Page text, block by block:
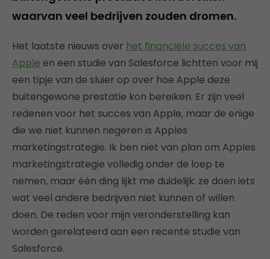
waarvan veel bedrijven zouden dromen.
Het laatste nieuws over het financiële succes van
Apple en een studie van Salesforce lichtten voor mij
een tipje van de sluier op over hoe Apple deze
buitengewone prestatie kon bereiken. Er zijn veel
redenen voor het succes van Apple, maar de enige
die we niet kunnen negeren is Apples
marketingstrategie. Ik ben niet van plan om Apples
marketingstrategie volledig onder de loep te
nemen, maar één ding lijkt me duidelijk: ze doen iets
wat veel andere bedrijven niet kunnen of willen
doen. De reden voor mijn veronderstelling kan
worden gerelateerd aan een recente studie van
Salesforce.